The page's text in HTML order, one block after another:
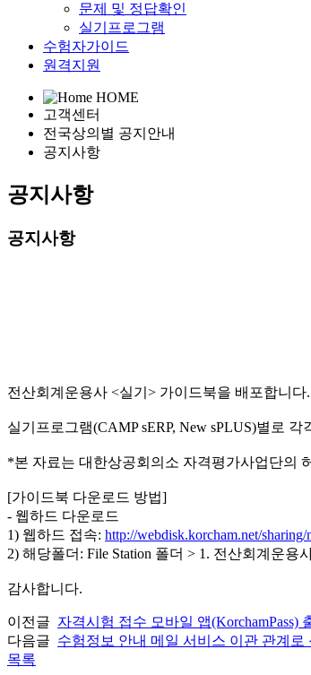
문제 및 정답확인
실기프로그램
수험자가이드
원격지원
HOME
고객센터
전국상의별 공지안내
공지사항
공지사항
공지사항
전산회계운용사 <실기> 가이드북을 배포합니다.
실기프로그램(CAMP sERP, New sPLUS)별로
*본 자료는 대한상공회의소 자격평가사업단의
[가이드북 다운로드 방법]
- 웹하드 다운로드
1) 웹하드 접속: http://webdisk.korcham.net/
2) 해당폴더: File Station 폴더 > 1. 전산회계운용
감사합니다.
이전글 자격시험 접수 모바일 앱(KorchamPass)
다음글 수험정보 안내 메일 서비스 이관 관계로
목록